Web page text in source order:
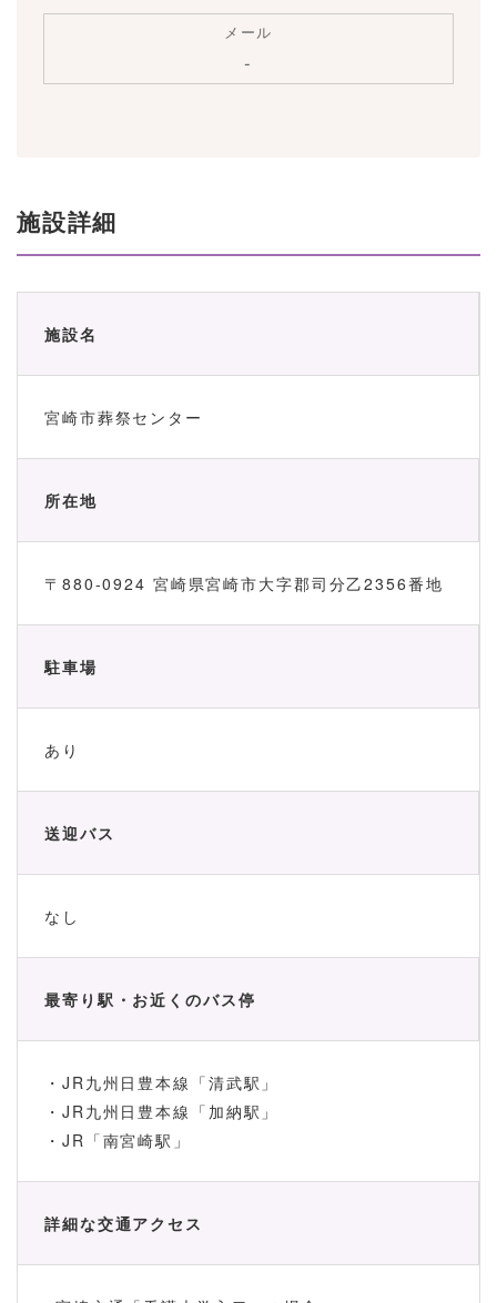
メール
-
施設詳細
施設名
宮崎市葬祭センター
所在地
〒880-0924 宮崎県宮崎市大字郡司分乙2356番地
駐車場
あり
送迎バス
なし
最寄り駅・お近くのバス停
・JR九州日豊本線「清武駅」
・JR九州日豊本線「加納駅」
・JR「南宮崎駅」
詳細な交通アクセス